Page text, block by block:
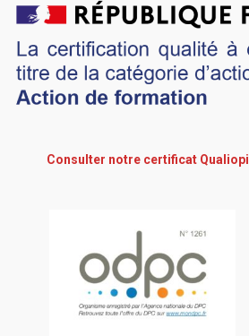
Consulter notre certificat Qualiopi